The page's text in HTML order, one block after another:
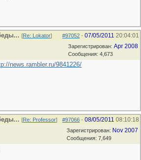
#97052 - 07/05/2011 20:04:01
[Re: Lokator]
Зарегистрирован: Apr 2008
Сообщения: 4,673
news.rambler.ru/9841226/
#97066 - 08/05/2011 08:10:18
[Re: Professor]
Зарегистрирован: Nov 2007
Сообщения: 7,649